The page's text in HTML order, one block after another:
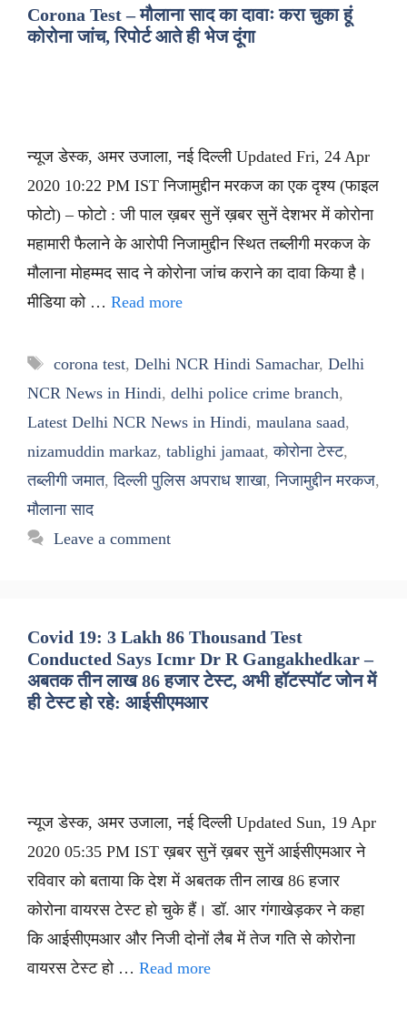
Corona Test – मौलाना साद का दावाः करा चुका हूं
कोरोना जांच, रिपोर्ट आते ही भेज दूंगा
न्यूज डेस्क, अमर उजाला, नई दिल्ली Updated Fri, 24 Apr
2020 10:22 PM IST निजामुद्दीन मरकज का एक दृश्य (फाइल
फोटो) – फोटो : जी पाल ख़बर सुनें ख़बर सुनें देशभर में कोरोना
महामारी फैलाने के आरोपी निजामुद्दीन स्थित तब्लीगी मरकज के
मौलाना मोहम्मद साद ने कोरोना जांच कराने का दावा किया है।
मीडिया को … Read more
Tags
corona test, Delhi NCR Hindi Samachar, Delhi
NCR News in Hindi, delhi police crime branch,
Latest Delhi NCR News in Hindi, maulana saad,
nizamuddin markaz, tablighi jamaat,कोरोना टेस्ट,
तब्लीगी जमात,दिल्ली पुलिस अपराध शाखा,निजामुद्दीन मरकज,
मौलाना साद
Leave a comment
Covid 19: 3 Lakh 86 Thousand Test
Conducted Says Icmr Dr R Gangakhedkar –
अबतक तीन लाख 86 हजार टेस्ट, अभी हॉटस्पॉट जोन में
ही टेस्ट हो रहे: आईसीएमआर
न्यूज डेस्क, अमर उजाला, नई दिल्ली Updated Sun, 19 Apr
2020 05:35 PM IST ख़बर सुनें ख़बर सुनें आईसीएमआर ने
रविवार को बताया कि देश में अबतक तीन लाख 86 हजार
कोरोना वायरस टेस्ट हो चुके हैं। डॉ. आर गंगाखेड़कर ने कहा
कि आईसीएमआर और निजी दोनों लैब में तेज गति से कोरोना
वायरस टेस्ट हो … Read more